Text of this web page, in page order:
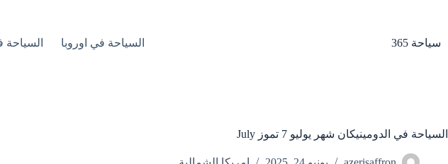
سياحة 365 السياحة في اوروبا السياحة
السياحة في الدومينيكان شهر يوليو 7 تموز July